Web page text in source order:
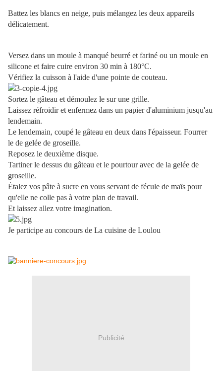
Battez les blancs en neige, puis mélangez les deux appareils
délicatement.
Versez dans un moule à manqué beurré et fariné ou un moule en
silicone et faire cuire environ 30 min à 180°C.
Vérifiez la cuisson à l'aide d'une pointe de couteau.
Sortez le gâteau et démoulez le sur une grille.
Laissez réfroidir et enfermez dans un papier d'aluminium jusqu'au
lendemain.
Le lendemain, coupé le gâteau en deux dans l'épaisseur. Fourrer
le de gelée de groseille.
Reposez le deuxième disque.
Tartiner le dessus du gâteau et le pourtour avec de la gelée de
groseille.
Étalez vos pâte à sucre en vous servant de fécule de maïs pour
qu'elle ne colle pas à votre plan de travail.
Et laissez allez votre imagination.
Je participe au concours de La cuisine de Loulou
Publicité